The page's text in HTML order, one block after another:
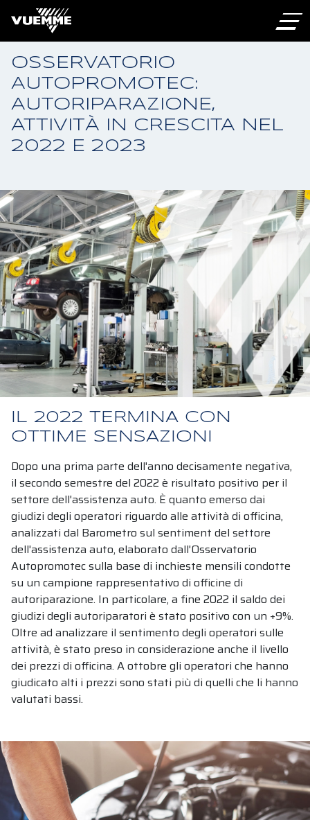
OSSERVATORIO
AUTOPROMOTEC:
AUTORIPARAZIONE,
ATTIVITÀ IN CRESCITA NEL
2022 E 2023
IL 2022 TERMINA CON
OTTIME SENSAZIONI
Dopo una prima parte dell'anno decisamente negativa,
il secondo semestre del 2022 è risultato positivo per il
settore dell'assistenza auto. È quanto emerso dai
giudizi degli operatori riguardo alle attività di officina,
analizzati dal Barometro sul sentiment del settore
dell'assistenza auto, elaborato dall'Osservatorio
Autopromotec sulla base di inchieste mensili condotte
su un campione rappresentativo di officine di
autoriparazione. In particolare, a fine 2022 il saldo dei
giudizi degli autoriparatori è stato positivo con un +9%.
Oltre ad analizzare il sentimento degli operatori sulle
attività, è stato preso in considerazione anche il livello
dei prezzi di officina. A ottobre gli operatori che hanno
giudicato alti i prezzi sono stati più di quelli che li hanno
valutati bassi.